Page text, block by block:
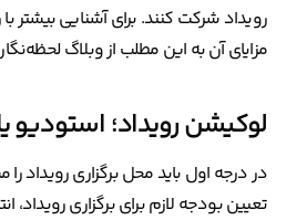
رویداد شرکت کنند. برای آشنایی بیشتر
مزایای آن به این مطلب از وبلاگ
لوکیشن رویداد؛
در درجه اول باید محل برگزاری رویداد
تعیین بودجه لازم برای برگزاری